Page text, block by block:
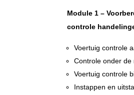
Module 1 –
controle
Voertuig controle
Controle onder de
Voertuig controle
Instappen en